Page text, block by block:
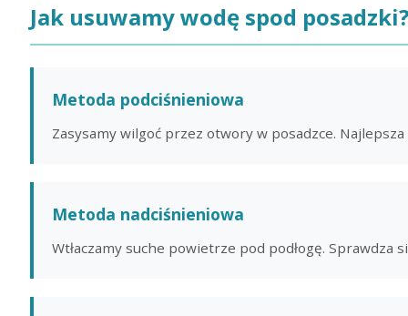
Jak usuwamy wodę spod
Metoda podciśnieniowa
Zasysamy wilgoć przez otwory w posadzce.
Metoda nadciśnieniowa
Wtłaczamy suche powietrze pod podłogę.